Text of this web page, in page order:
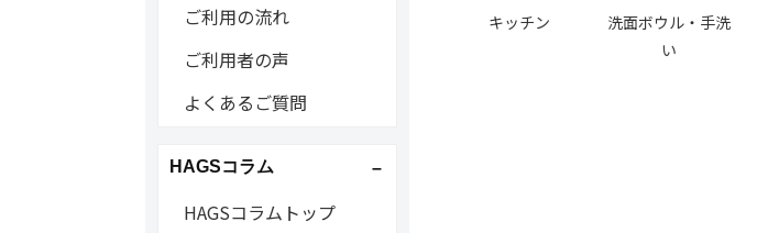
キッチン
洗面ボウル・手洗
い
ご利用の流れ
ご利用者の声
よくあるご質問
HAGSコラム
HAGSコラムトップ